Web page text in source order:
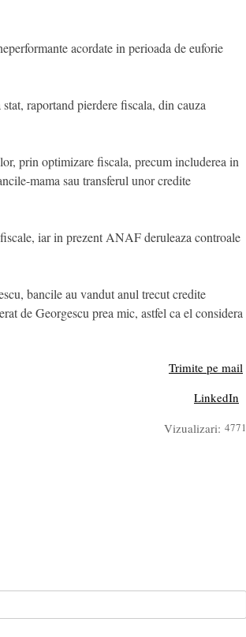
acordate in perioada de euforie
raportand pierdere fiscala, din cauza
prin optimizare fiscala, precum includerea in
mama sau transferul unor credite
iar in prezent ANAF deruleaza controale
bancile au vandut anul trecut credite
de Georgescu prea mic, astfel ca el considera
Trimite pe mail
LinkedIn
Vizualizari: 4771